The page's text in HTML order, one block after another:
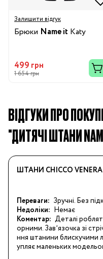
Залишити відгук
Брюки Name it Katy
499 грн
1 654 грн
ВІДГУКИ ПРО
"ДИТЯЧІ ШТАНИ
ШТАНИ CHICCO
Переваги: Зручні. Без
Недоліки: Немає
Коментар: Деталі
орними. Завʼязочка зі
ння штанини блискучими
упляє маленьких